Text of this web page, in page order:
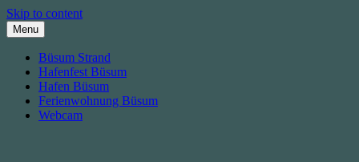
Skip to content
Menu
Büsum Strand
Hafenfest Büsum
Hafen Büsum
Ferienwohnung Büsum
Webcam